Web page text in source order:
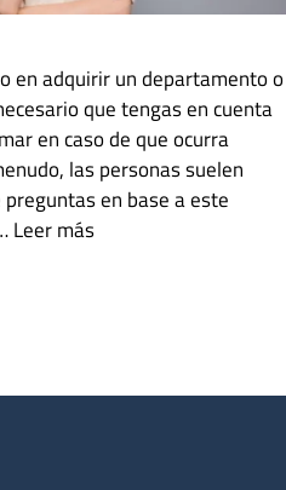
en adquirir un departamento o
que tengas en cuenta
en caso de que ocurra
las personas suelen
en base a este
Leer más